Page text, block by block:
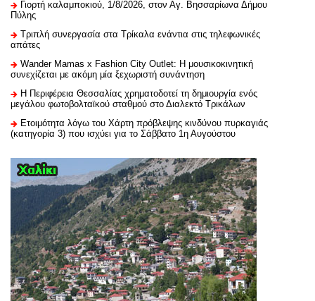
Γιορτή καλαμποκιού, 1/8/2026, στον Αγ. Βησσαρίωνα Δήμου
Πύλης
Τριπλή συνεργασία στα Τρίκαλα ενάντια στις τηλεφωνικές
απάτες
Wander Mamas x Fashion City Outlet: Η μουσικοκινητική
συνεχίζεται με ακόμη μία ξεχωριστή συνάντηση
H Περιφέρεια Θεσσαλίας χρηματοδοτεί τη δημιουργία ενός
μεγάλου φωτοβολταϊκού σταθμού στο Διαλεκτό Τρικάλων
Ετοιμότητα λόγω του Χάρτη πρόβλεψης κινδύνου πυρκαγιάς
(κατηγορία 3) που ισχύει για το Σάββατο 1η Αυγούστου